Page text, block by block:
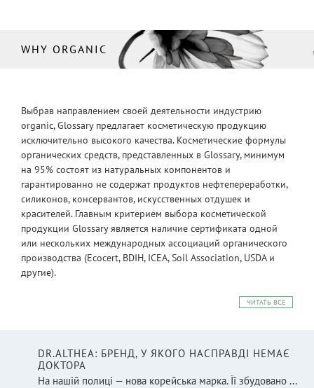
WHY ORGANIC
Выбрав направлением своей деятельности индустрию
organic, Glossary предлагает косметическую продукцию
исключительно высокого качества. Косметические формулы
органических средств, представленных в Glossary, минимум
на 95% состоят из натуральных компонентов и
гарантированно не содержат продуктов нефтепереработки,
силиконов, консервантов, искусственных отдушек и
красителей. Главным критерием выбора косметической
продукции Glossary является наличие сертификата одной
или нескольких международных ассоциаций органического
производства (Ecocert, BDIH, ICEA, Soil Association, USDA и
другие).
ЧИТАТЬ ВСЕ
DR.ALTHEA: БРЕНД, У ЯКОГО НАСПРАВДІ НЕМАЄ
ДОКТОРА
На нашій полиці — нова корейська марка. Її збудовано ...